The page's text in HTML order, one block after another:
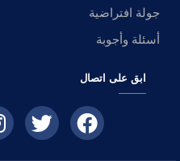
جولة افتراضية
أسئلة وأجوبة
ابق على اتصال